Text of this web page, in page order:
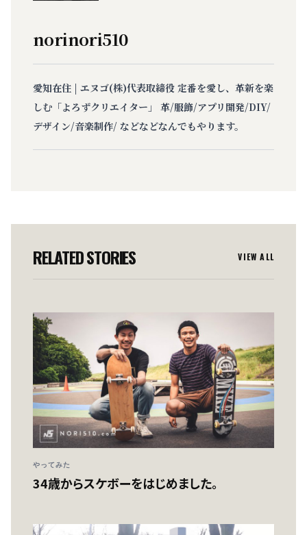
norinori510
愛知在住 | エヌゴ(株)代表取締役 定番を愛し、革新を楽
しむ「よろずクリエイター」 革/服飾/アプリ開発/DIY/
デザイン/音楽制作/ などなどなんでもやります。
RELATED STORIES VIEW ALL
やってみた
34歳からスケボーをはじめました。